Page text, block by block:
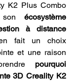
K2 Plus Combo
son écosystème
à distance
fait un choix
et une raison
pourquoi
3D Creality K2